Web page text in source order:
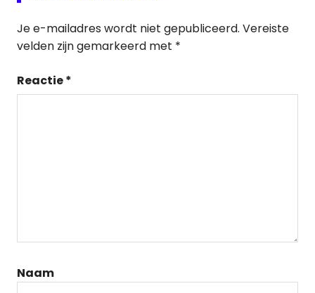
Je e-mailadres wordt niet gepubliceerd. Vereiste
velden zijn gemarkeerd met *
Reactie*
Naam